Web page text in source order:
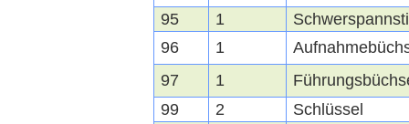
95
1
96
1
97
1
99
2
Schlüssel